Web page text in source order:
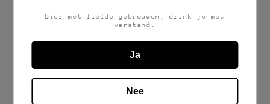
overheerlijk bier van
hergisting op de fles
, gebrouwen volgens
een traditioneel recept. OMER. dankt
fijn, fruitig aroma
Bier met liefde gebrouwen, drink je met
verstand.
Ja
Nee